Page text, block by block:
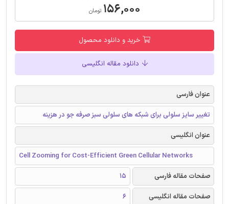
۱۵۶,۰۰۰ تومان
خرید و دانلود محصول
دانلود مقاله انگلیسی
عنوان فارسی
تغییر سایز سلولی برای شبکه های سلولی سبز صرفه جو در هزینه
عنوان انگلیسی
Cell Zooming for Cost-Efficient Green Cellular Networks
صفحات مقاله فارسی
15
صفحات مقاله انگلیسی
6